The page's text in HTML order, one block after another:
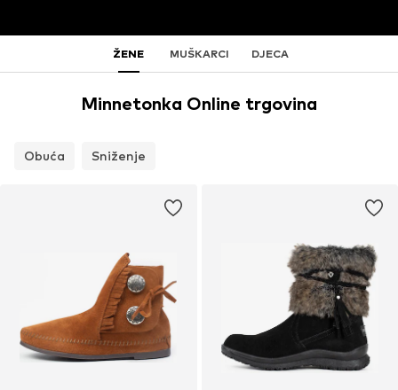
ŽENE MUŠKARCI DJECA
Minnetonka Online trgovina
Obuća Sniženje